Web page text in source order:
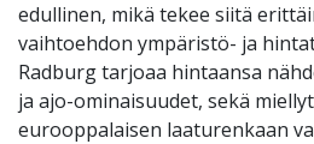
edullinen, mikä tekee siitä
vaihtoehdon ympäristö- ja
Radburg tarjoaa hintaansa
ja ajo-ominaisuudet, sekä
eurooppalaisen laaturenkaan